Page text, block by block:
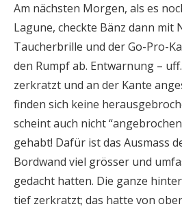
Am nächsten Morgen, als es
Lagune, checkte Bänz dann mit
Taucherbrille und der Go-Pro-
den Rumpf ab. Entwarnung –
zerkratzt und an der Kante
finden sich keine
scheint auch nicht
gehabt! Dafür ist das Ausmass
Bordwand viel grösser und
gedacht hatten. Die ganze
tief zerkratzt; das hatte von